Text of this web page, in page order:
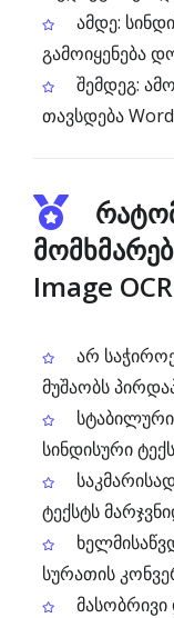
ამდე:
გამოიყენება
შემდეგ:
თავსდება
Image
არ
მუშაობს
სინდისური
ტექსტს
სურათის
მასობრივი